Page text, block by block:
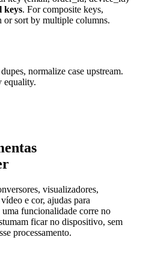
keys. For composite keys,
or sort by multiple columns.
normalize case upstream.
equality.
visualizadores,
e cor, ajudas para
funcionalidade corre no
ficar no dispositivo, sem
processamento.